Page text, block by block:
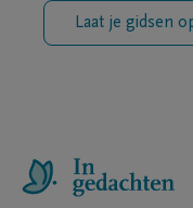
Laat je gidsen